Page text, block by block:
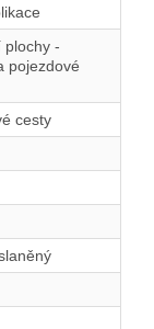
plochy -
pojezdové
cesty